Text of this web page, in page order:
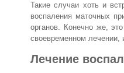
Такие случаи хоть и
воспаления маточных
органов. Конечно же,
своевременном лечении,
Лечение